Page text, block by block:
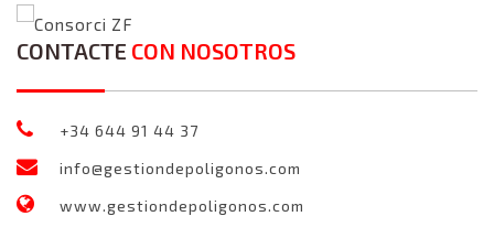
Consorci ZF
CONTACTE CON NOSOTROS
+34 644 91 44 37
info@gestiondepoligonos.com
www.gestiondepoligonos.com